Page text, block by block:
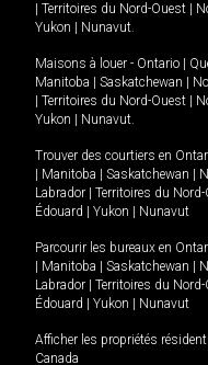
Territoires du Nord-Ouest
Yukon
Nunavut.
Maisons à louer - Ontario
Manitoba
Saskatchewan
Territoires du Nord-Ouest
Yukon
Nunavut.
Trouver des courtiers en
Manitoba Saskatchewan
Labrador
Territoires du
Édouard
Yukon Nunavut
Parcourir les bureaux en
Manitoba Saskatchewan
Labrador
Territoires du
Édouard
Yukon Nunavut
Afficher les propriétés
Canada